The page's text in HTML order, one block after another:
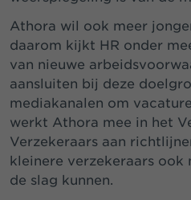
Athora wil ook meer
daarom kijkt HR onder
van nieuwe
aansluiten bij deze
mediakanalen om
werkt Athora mee in het
Verzekeraars aan
kleinere verzekeraars
de slag kunnen.